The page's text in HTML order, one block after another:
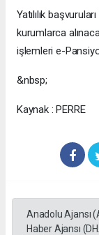
Yatılılık
kurumlarca
işlemleri e-
&nbsp;
Kaynak : PERRE
Anadolu Ajansı
Haber Ajansı